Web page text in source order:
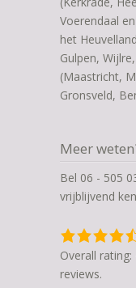
Voerendaal
het
Gulpen,
(Maastricht,
Gronsveld,
Meer
Bel 06 - 505
vrijblijvend
4,5
rating
based
Overall rating:
reviews.